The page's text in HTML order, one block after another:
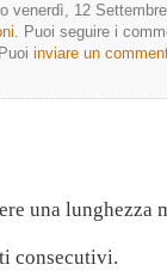
venerdì, 12
. Puoi seguire i
inviare un
una lunghezza
consecutivi.